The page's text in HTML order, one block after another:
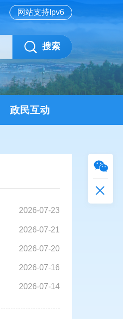
网站支持Ipv6
搜索
政民互动
2026-07-23
2026-07-21
2026-07-20
2026-07-16
2026-07-14